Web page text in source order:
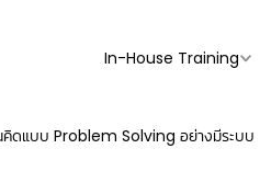
In-House Training
ดแบบ Problem Solving อย่างมีระบบ